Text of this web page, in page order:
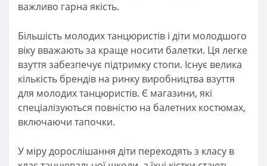
важливо гарна якість.
Більшість молодих танцюристів і діти молодшого
віку вважають за краще носити балетки. Ця легке
взуття забезпечує підтримку стопи. Існує велика
кількість брендів на ринку виробництва взуття
для молодих танцюристів. Є магазини, які
спеціалізуються повністю на балетних костюмах,
включаючи тапочки.
У міру дорослішання діти переходять з класу в